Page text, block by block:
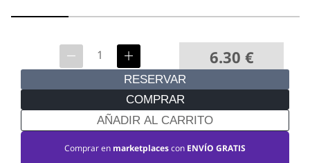
6.30 €
RESERVAR
COMPRAR
AÑADIR AL CARRITO
Comprar en marketplacescon ENVÍO GRATIS